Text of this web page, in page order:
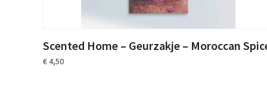
Scented Home – Geurzakje – Moroccan
€4,50